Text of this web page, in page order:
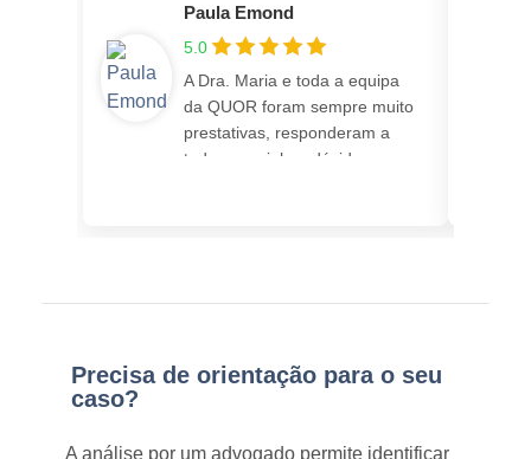
Paula Emond
5.0
A Dra. Maria e toda a equipa
da QUOR foram sempre muito
prestativas, responderam a
todas as minhas dúvidas
Precisa de orientação para o seu
caso?
A análise por um advogado permite identificar